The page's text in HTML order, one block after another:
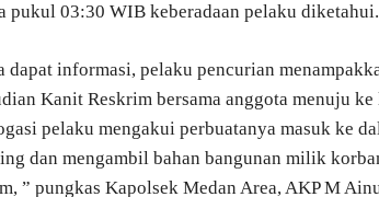
pukul 03:30 WIB keberadaan pelaku diketahui.
dapat informasi, pelaku pencurian
Kanit Reskrim bersama anggota menuju
pelaku mengakui perbuatanya masuk ke
dan mengambil bahan bangunan milik
” pungkas Kapolsek Medan Area, AKP M